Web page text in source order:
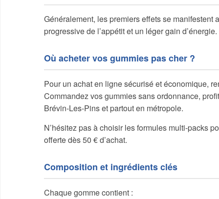
Généralement, les premiers effets se manifestent
progressive de l’appétit et un léger gain
Où acheter vos gummies pas cher ?
Pour un achat en ligne sécurisé et économique,
Commandez vos gummies sans ordonnance,
Brévin-Les-Pins et partout en métropole.
N’hésitez pas à choisir les formules multi-packs
offerte dès 50 € d’achat.
Composition et ingrédients clés
Chaque gomme contient :